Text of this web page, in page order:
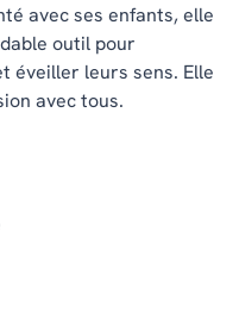
avec ses enfants, elle
outil pour
éveiller leurs sens. Elle
avec tous.